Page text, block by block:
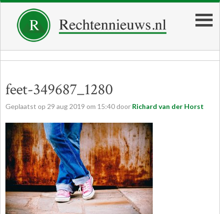
feet-349687_1280
Geplaatst op 29 aug 2019 om 15:40 door Richard van der Horst